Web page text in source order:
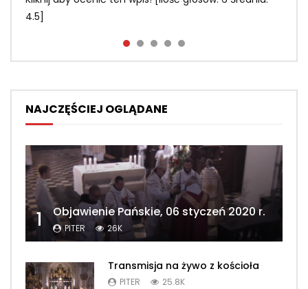
4.5]
2.3]
Kliknij aby ocenić ten wpis! [Ilość głosów: 1 Średnia: 1]
NAJCZĘŚCIEJ OGLĄDANE
1 Objawienie Pańskie, 06 styczeń 2020 r.
PITER 26K
Transmisja na żywo z kościoła
PITER 25.8K